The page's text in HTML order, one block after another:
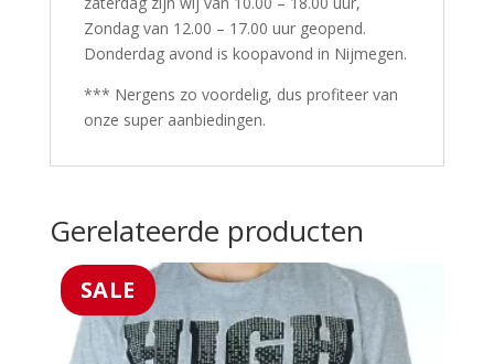
Zondag van 12.00 – 17.00 uur geopend.
Donderdag avond is koopavond in Nijmegen.
*** Nergens zo voordelig, dus profiteer van
onze super aanbiedingen.
Gerelateerde producten
SALE